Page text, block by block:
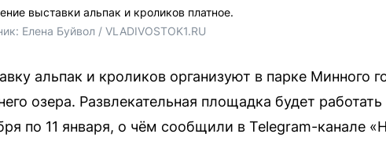
выставки альпак и кроликов платное.
Елена Буйвол / VLADIVOSTOK1.RU
альпак и кроликов организуют в парке Минного
озера. Развлекательная площадка будет
по 11 января, о чём сообщили в Telegram-канале